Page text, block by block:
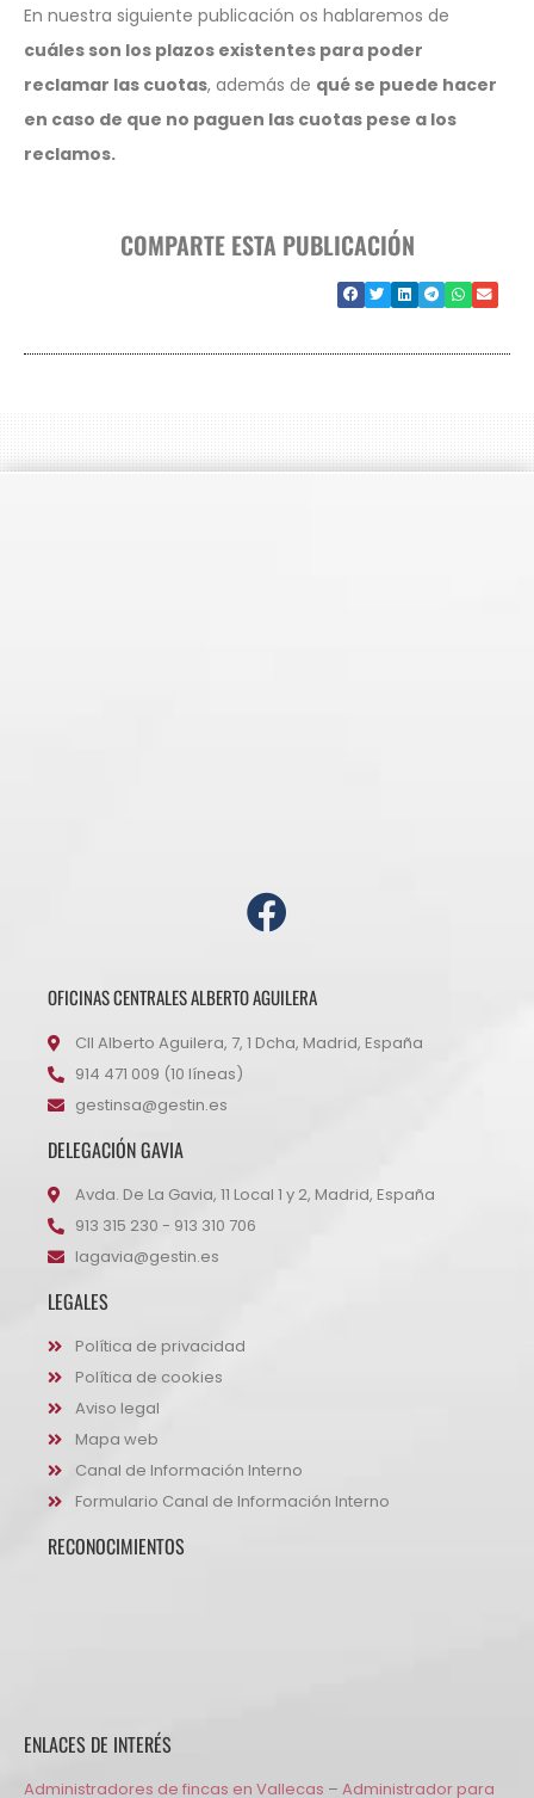
En nuestra siguiente publicación os hablaremos de
cuáles son los plazos existentes para poder
reclamar las cuotas, además de qué se puede hacer
en caso de que no paguen las cuotas pese a los
reclamos.
COMPARTE ESTA PUBLICACIÓN
OFICINAS CENTRALES ALBERTO AGUILERA
Cll Alberto Aguilera, 7, 1 Dcha, Madrid, España
914 471 009 (10 líneas)
gestinsa@gestin.es
DELEGACIÓN GAVIA
Avda. De La Gavia, 11 Local 1 y 2, Madrid, España
913 315 230 - 913 310 706
lagavia@gestin.es
LEGALES
Política de privacidad
Política de cookies
Aviso legal
Mapa web
Canal de Información Interno
Formulario Canal de Información Interno
RECONOCIMIENTOS
ENLACES DE INTERÉS
Administradores de fincas en Vallecas – Administrador para